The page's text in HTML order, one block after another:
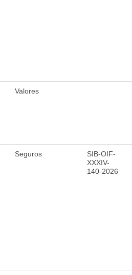
Valores
Seguros
SIB-OIF-
XXXIV-
140-2026